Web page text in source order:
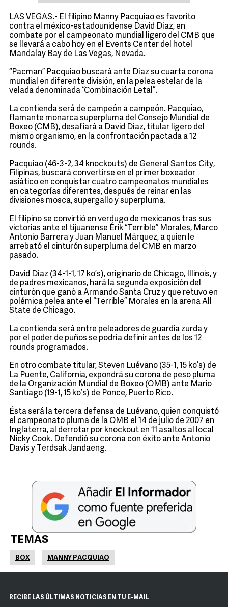
LAS VEGAS.- El filipino Manny Pacquiao es favorito
contra el méxico-estadounidense David Díaz, en
combate por el campeonato mundial ligero del CMB que
se llevará a cabo hoy en el Events Center del hotel
Mandalay Bay de Las Vegas, Nevada.
“Pacman” Pacquiao buscará ante Díaz su cuarta corona
mundial en diferente división, en la pelea estelar de la
velada denominada “Combinación Letal”.
La contienda será de campeón a campeón. Pacquiao,
flamante monarca superpluma del Consejo Mundial de
Boxeo (CMB), desafiará a David Díaz, titular ligero del
mismo organismo, en la confrontación pactada a 12
rounds.
Pacquiao (46-3-2, 34 knockouts) de General Santos City,
Filipinas, buscará convertirse en el primer boxeador
asiático en conquistar cuatro campeonatos mundiales
en categorías diferentes, después de reinar en las
divisiones mosca, supergallo y superpluma.
El filipino se convirtió en verdugo de mexicanos tras sus
victorias ante el tijuanense Érik “Terrible” Morales, Marco
Antonio Barrera y Juan Manuel Márquez, a quien le
arrebató el cinturón superpluma del CMB en marzo
pasado.
David Díaz (34-1-1, 17 ko’s), originario de Chicago, Illinois, y
de padres mexicanos, hará la segunda exposición del
cinturón que ganó a Armando Santa Cruz y que retuvo en
polémica pelea ante el “Terrible” Morales en la arena All
State de Chicago.
La contienda será entre peleadores de guardia zurda y
por el poder de puños se podría definir antes de los 12
rounds programados.
En otro combate titular, Steven Luévano (35-1, 15 ko’s) de
La Puente, California, expondrá su corona de peso pluma
de la Organización Mundial de Boxeo (OMB) ante Mario
Santiago (19-1, 15 ko’s) de Ponce, Puerto Rico.
Ésta será la tercera defensa de Luévano, quien conquistó
el campeonato pluma de la OMB el 14 de julio de 2007 en
Inglaterra, al derrotar por knockout en 11 asaltos al local
Nicky Cook. Defendió su corona con éxito ante Antonio
Davis y Terdsak Jandaeng.
TEMAS
BOX MANNY PACQUIAO
RECIBE LAS ÚLTIMAS NOTICIAS EN TU E-MAIL